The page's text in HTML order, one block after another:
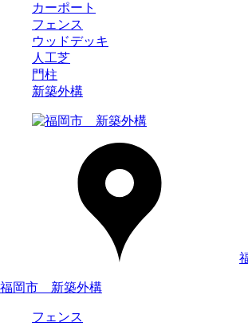
カーポート
フェンス
ウッドデッキ
人工芝
門柱
新築外構
福岡市 新築外構
フェンス